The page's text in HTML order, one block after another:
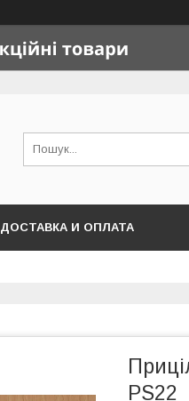
ДОСТАВКА И ОПЛАТА
PS22